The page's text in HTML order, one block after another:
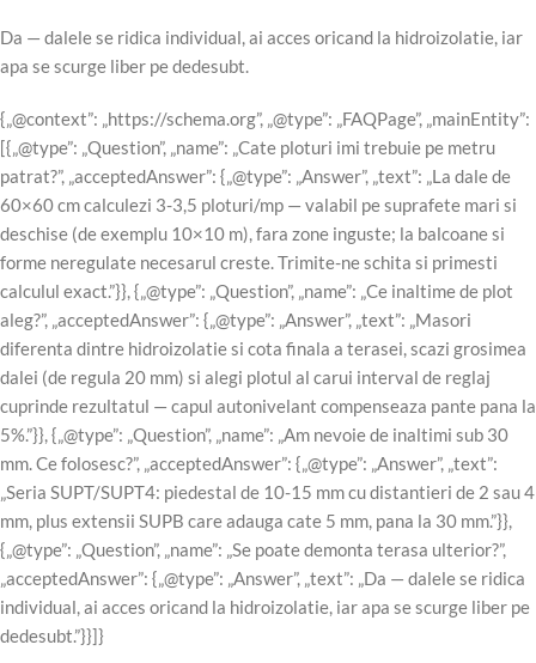
Da — dalele se ridica individual, ai acces oricand la hidroizolatie, iar
apa se scurge liber pe dedesubt.
{„@context”: „https://schema.org”, „@type”: „FAQPage”, „mainEntity”:
[{„@type”: „Question”, „name”: „Cate ploturi imi trebuie pe metru
patrat?”, „acceptedAnswer”: {„@type”: „Answer”, „text”: „La dale de
60×60 cm calculezi 3-3,5 ploturi/mp — valabil pe suprafete mari si
deschise (de exemplu 10×10 m), fara zone inguste; la balcoane si
forme neregulate necesarul creste. Trimite-ne schita si primesti
calculul exact.”}}, {„@type”: „Question”, „name”: „Ce inaltime de plot
aleg?”, „acceptedAnswer”: {„@type”: „Answer”, „text”: „Masori
diferenta dintre hidroizolatie si cota finala a terasei, scazi grosimea
dalei (de regula 20 mm) si alegi plotul al carui interval de reglaj
cuprinde rezultatul — capul autonivelant compenseaza pante pana la
5%.”}}, {„@type”: „Question”, „name”: „Am nevoie de inaltimi sub 30
mm. Ce folosesc?”, „acceptedAnswer”: {„@type”: „Answer”, „text”:
„Seria SUPT/SUPT4: piedestal de 10-15 mm cu distantieri de 2 sau 4
mm, plus extensii SUPB care adauga cate 5 mm, pana la 30 mm.”}},
{„@type”: „Question”, „name”: „Se poate demonta terasa ulterior?”,
„acceptedAnswer”: {„@type”: „Answer”, „text”: „Da — dalele se ridica
individual, ai acces oricand la hidroizolatie, iar apa se scurge liber pe
dedesubt.”}}]}